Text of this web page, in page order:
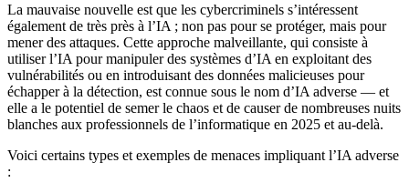
La mauvaise nouvelle est que les cybercriminels s’intéressent
également de très près à l’IA ; non pas pour se protéger, mais pour
mener des attaques. Cette approche malveillante, qui consiste à
utiliser l’IA pour manipuler des systèmes d’IA en exploitant des
vulnérabilités ou en introduisant des données malicieuses pour
échapper à la détection, est connue sous le nom d’IA adverse — et
elle a le potentiel de semer le chaos et de causer de nombreuses nuits
blanches aux professionnels de l’informatique en 2025 et au-delà.
Voici certains types et exemples de menaces impliquant l’IA adverse
: